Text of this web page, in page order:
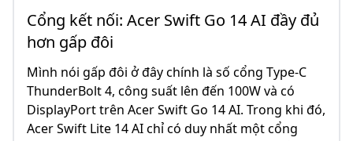
Cổng kết nối: Acer Swift Go 14 AI đầy đủ
hơn gấp đôi
Mình nói gấp đôi ở đây chính là số cổng Type-C
ThunderBolt 4, công suất lên đến 100W và có
DisplayPort trên Acer Swift Go 14 AI. Trong khi đó,
Acer Swift Lite 14 AI chỉ có duy nhất một cổng